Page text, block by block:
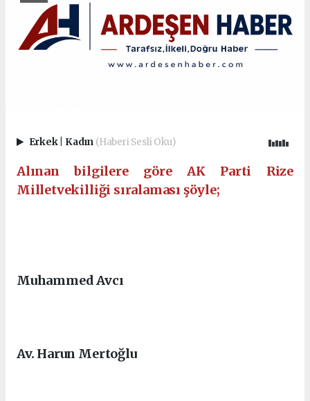
Erkek Kadın (Haberi Sesli Oku)
Alınan bilgilere göre AK Parti Rize
Milletvekilliği sıralaması şöyle;
Muhammed Avcı
Av. Harun Mertoğlu